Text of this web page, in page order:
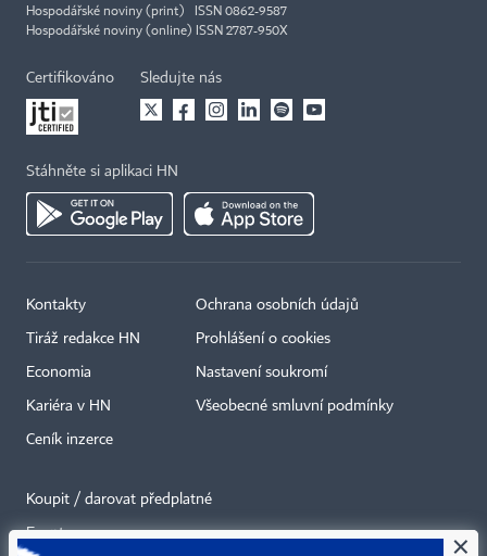
Hospodářské noviny (print) ISSN 0862-9587
Hospodářské noviny (online) ISSN 2787-950X
Certifikováno Sledujte nás
Stáhněte si aplikaci HN
Kontakty
Tiráž redakce HN
Economia
Kariéra v HN
Ceník inzerce
Ochrana osobních údajů
Prohlášení o cookies
Nastavení soukromí
Všeobecné smluvní podmínky
Koupit / darovat předplatné
Eventy ×